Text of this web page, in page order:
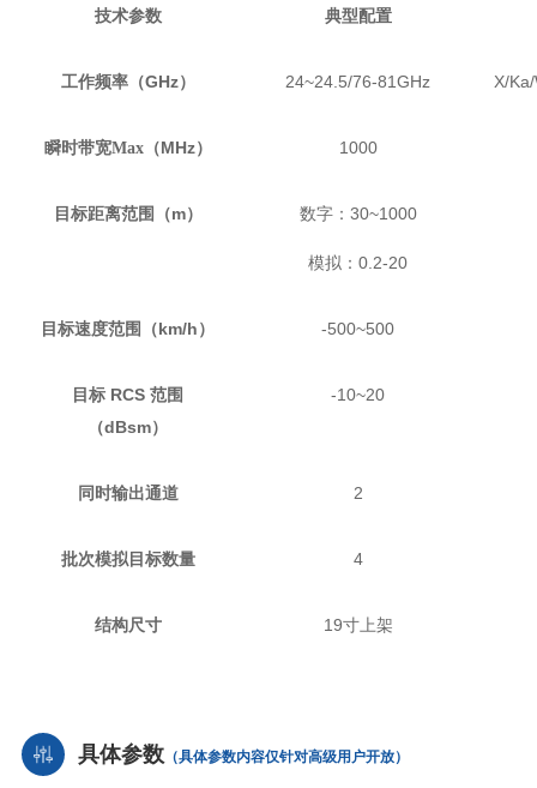
技术参数 典型配置
工作频率（GHz） 24~24.5/76-81GHz X/
瞬时带宽Max（MHz） 1000
目标距离范围（m） 数字： 30~1000
模拟： 0.2-20
目标速度范围（km/h ） -500~500
目标 RCS 范围
（dBsm）
-10~20
同时输出通道 2
批次模拟目标数量 4
结构尺寸 19寸上架
具体参数 （具体参数内容仅针对高级用户开放）